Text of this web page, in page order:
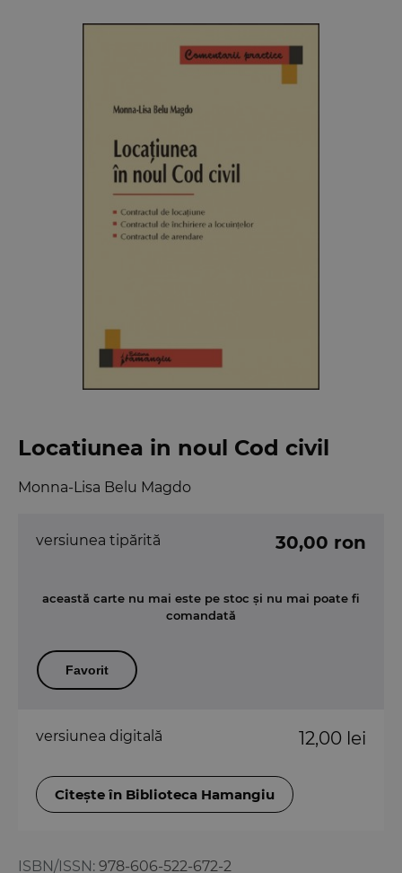
Locatiunea in noul Cod civil
Monna-Lisa Belu Magdo
ISBN/ISSN: 978-606-522-672-2
versiunea tipărită 30,00 ron
această carte nu mai este pe stoc și nu mai poate fi
comandată
Favorit
versiunea digitală 12,00 lei
Citește în Biblioteca Hamangiu